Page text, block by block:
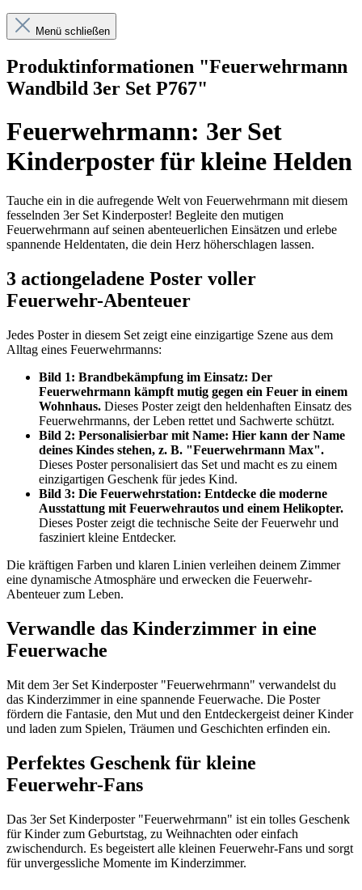
Menü schließen
Produktinformationen "Feuerwehrmann
Wandbild 3er Set P767"
Feuerwehrmann: 3er Set
Kinderposter für kleine Helden
Tauche ein in die aufregende Welt von Feuerwehrmann mit diesem
fesselnden 3er Set Kinderposter! Begleite den mutigen
Feuerwehrmann auf seinen abenteuerlichen Einsätzen und erlebe
spannende Heldentaten, die dein Herz höherschlagen lassen.
3 actiongeladene Poster voller
Feuerwehr-Abenteuer
Jedes Poster in diesem Set zeigt eine einzigartige Szene aus dem
Alltag eines Feuerwehrmanns:
Bild 1: Brandbekämpfung im Einsatz: Der
Feuerwehrmann kämpft mutig gegen ein Feuer in einem
Wohnhaus. Dieses Poster zeigt den heldenhaften Einsatz des
Feuerwehrmanns, der Leben rettet und Sachwerte schützt.
Bild 2: Personalisierbar mit Name: Hier kann der Name
deines Kindes stehen, z. B. "Feuerwehrmann Max".
Dieses Poster personalisiert das Set und macht es zu einem
einzigartigen Geschenk für jedes Kind.
Bild 3: Die Feuerwehrstation: Entdecke die moderne
Ausstattung mit Feuerwehrautos und einem Helikopter.
Dieses Poster zeigt die technische Seite der Feuerwehr und
fasziniert kleine Entdecker.
Die kräftigen Farben und klaren Linien verleihen deinem Zimmer
eine dynamische Atmosphäre und erwecken die Feuerwehr-
Abenteuer zum Leben.
Verwandle das Kinderzimmer in eine
Feuerwache
Mit dem 3er Set Kinderposter "Feuerwehrmann" verwandelst du
das Kinderzimmer in eine spannende Feuerwache. Die Poster
fördern die Fantasie, den Mut und den Entdeckergeist deiner Kinder
und laden zum Spielen, Träumen und Geschichten erfinden ein.
Perfektes Geschenk für kleine
Feuerwehr-Fans
Das 3er Set Kinderposter "Feuerwehrmann" ist ein tolles Geschenk
für Kinder zum Geburtstag, zu Weihnachten oder einfach
zwischendurch. Es begeistert alle kleinen Feuerwehr-Fans und sorgt
für unvergessliche Momente im Kinderzimmer.